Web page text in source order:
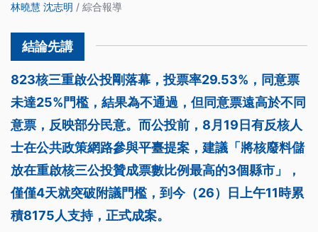
林曉慧 沈志明 / 綜合報導
823核三重啟公投剛落幕，投票率29.53%，同意票
未達25%門檻，結果為不通過，但同意票遠高於不同
意票，反映部分民意。而公投前，8月19日有反核人
士在公共政策網路參與平臺提案，建議「將核廢料儲
放在重啟核三公投贊成票數比例最高的3個縣市」，
僅僅4天就突破附議門檻，到今（26）日上午11時累
積8175人支持，正式成案。